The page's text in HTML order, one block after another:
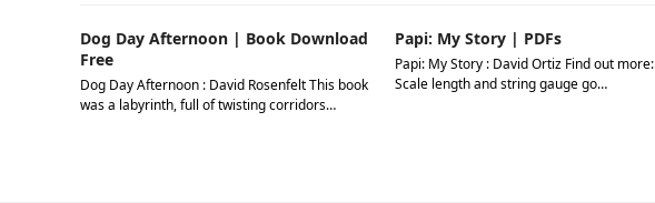
Dog Day Afternoon | Book Download
Free
Dog Day Afternoon : David Rosenfelt This book
was a labyrinth, full of twisting corridors…
Papi: My Story | PDFs
Papi: My Story : David Ortiz Find out more:
Scale length and string gauge go…